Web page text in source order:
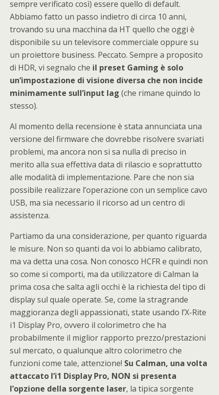
sempre verificato così) essere quello di default.
Abbiamo fatto un passo indietro di circa 10 anni,
trovando su una macchina da HT quello che oggi è
disponibile su un televisore commerciale oppure su
un proiettore business. Peccato. Sempre a proposito
di HDR, vi segnalo che il preset Gaming è solo
un’impostazione di visione diversa che non incide
minimamente sull’input lag (che rimane quindo lo
stesso).
Al momento della recensione è stata annunciata una
versione del firmware che dovrebbe risolvere svariati
problemi, ma ancora non si sa nulla di preciso in
merito alla sua effettiva data di rilascio e soprattutto
alle modalità di implementazione. Pare che non sia
possibile realizzare l’operazione con un semplice cavo
USB, ma sia necessario il ricorso ad un centro di
assistenza.
Partiamo da una considerazione, per quanto riguarda
le misure. Non so quanti da voi lo abbiamo calibrato,
ma va detta una cosa. Non conosco HCFR e quindi non
so come si comporti, ma da utilizzatore di Calman la
prima cosa che salta agli occhi è la richiesta del tipo di
display sul quale operate. Se, come la stragrande
maggioranza degli appassionati, state usando l’X-Rite
i1 Display Pro, ovvero il colorimetro che ha
probabilmente il miglior rapporto prezzo/prestazioni
sul mercato, o qualunque altro colorimetro che
funzioni come tale, attenzione! Su Calman, una volta
attaccato l’i1 Display Pro, NON si presenta
l’opzione della sorgente laser, la tipica sorgente